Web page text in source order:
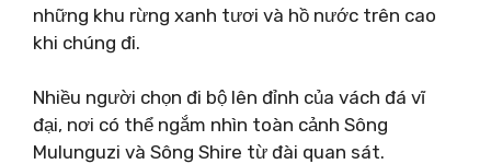
những khu rừng xanh tươi và hồ nước trên cao
khi chúng đi.
Nhiều người chọn đi bộ lên đỉnh của vách đá vĩ
đại, nơi có thể ngắm nhìn toàn cảnh Sông
Mulunguzi và Sông Shire từ đài quan sát.